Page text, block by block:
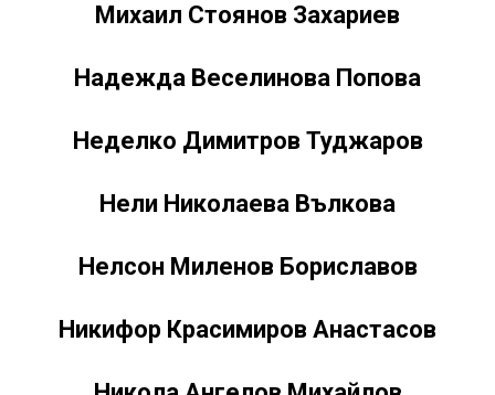
Михаил Стоянов Захариев
Надежда Веселинова Попова
Неделко Димитров Туджаров
Нели Николаева Вълкова
Нелсон Миленов Бориславов
Никифор Красимиров Анастасов